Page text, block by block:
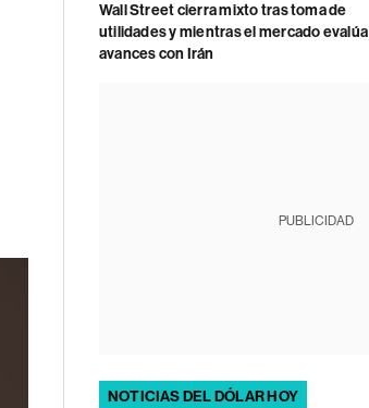
Wall Street cierra mixto tras toma de
utilidades y mientras el mercado evalúa
avances con Irán
PUBLICIDAD
NOTICIAS DEL DÓLAR HOY